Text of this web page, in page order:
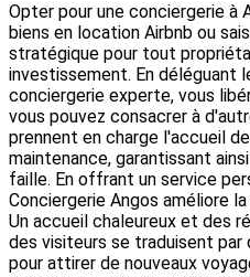
Opter pour une conciergerie à
biens en location Airbnb ou
stratégique pour tout
investissement. En déléguant
conciergerie experte, vous
vous pouvez consacrer à
prennent en charge l'accueil
maintenance, garantissant
faille. En offrant un service
Conciergerie Angos améliore
Un accueil chaleureux et des
des visiteurs se traduisent
pour attirer de nouveaux